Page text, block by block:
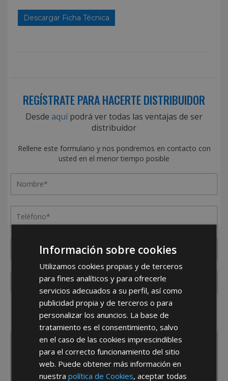
Descargar Ficha Técnica
REGÍSTRATE PARA HACERTE DISTRIBUIDOR
Desde aquípodrá ver todas las ventajas de ser
distribuidor
Rellene este formulario y nos pondremos en contacto con
usted en el menor tiempo posible
¿De dónde es la empresa?
España
Portugal Otros
Información sobre cookies
Utilizamos cookies propias y de terceros
para fines analíticos y para ofrecerle
servicios adecuados a su perfil, así como
publicidad propia y de terceros o para
personalizar los anuncios. La base de
tratamiento es el consentimiento, salvo
en el caso de las cookies imprescindibles
para el correcto funcionamiento del sitio
web. Puede obtener más información en
nuestrapolítica de Cookies, aceptar todas